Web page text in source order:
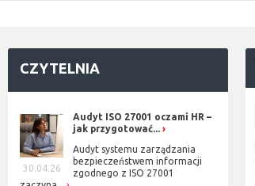
CZYTELNIA
30.04.26
Audyt ISO 27001 oczami HR –
jak przygotować...
Audyt systemu zarządzania
bezpieczeństwem informacji
zgodnego z ISO 27001